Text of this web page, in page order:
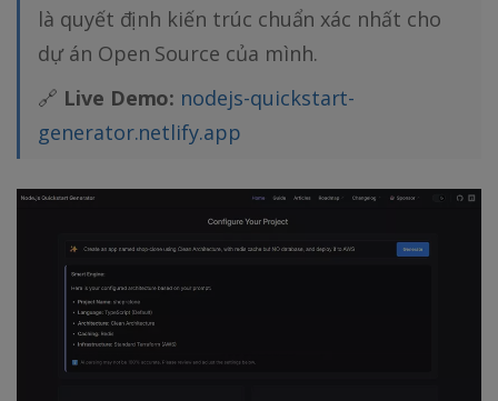
là quyết định kiến trúc chuẩn xác nhất cho
dự án Open Source của mình.
🔗 Live Demo: nodejs-quickstart-
generator.netlify.app